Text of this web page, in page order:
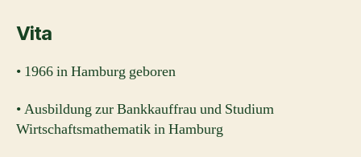
Vita
• 1966 in Hamburg geboren
• Ausbildung zur Bankkauffrau und Studium
Wirtschaftsmathematik in Hamburg